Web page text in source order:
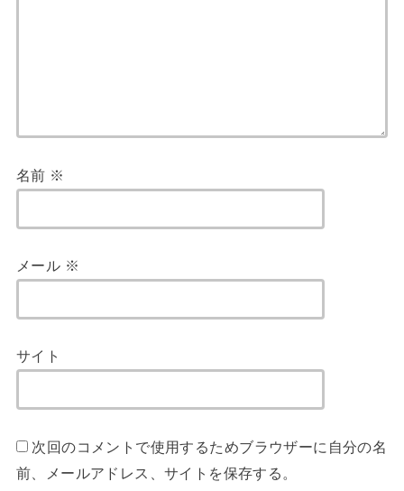
名前 ※
メール ※
サイト
次回のコメントで使用するためブラウザーに自分の名
前、メールアドレス、サイトを保存する。